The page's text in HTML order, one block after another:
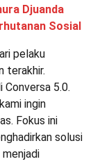
Djuanda
Sosial
pelaku
terakhir.
Conversa 5.0.
ingin
Fokus ini
solusi